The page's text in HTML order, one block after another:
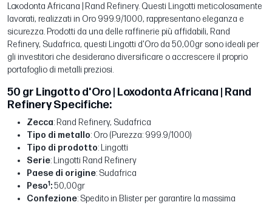
Loxodonta Africana | Rand Refinery. Questi Lingotti meticolosamente
lavorati, realizzati in Oro 999.9/1000, rappresentano eleganza e
sicurezza. Prodotti da una delle raffinerie più affidabili, Rand
Refinery, Sudafrica, questi Lingotti d'Oro da 50,00gr sono ideali per
gli investitori che desiderano diversificare o accrescere il proprio
portafoglio di metalli preziosi.
50 gr Lingotto d'Oro | Loxodonta Africana | Rand
Refinery Specifiche:
Zecca: Rand Refinery, Sudafrica
Tipo di metallo: Oro (Purezza: 999.9/1000)
Tipo di prodotto: Lingotti
Serie: Lingotti Rand Refinery
Paese di origine: Sudafrica
Peso1:50,00gr
Confezione: Spedito in Blister per garantire la massima